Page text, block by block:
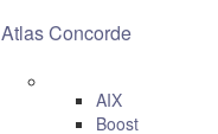
Atlas Concorde
AIX
Boost